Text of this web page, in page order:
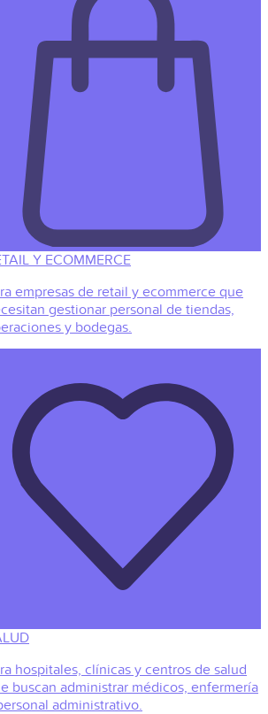
Y ECOMMERCE
empresas de retail y ecommerce que
gestionar personal de tiendas,
y bodegas.
hospitales, clínicas y centros de salud
buscan administrar médicos, enfermería
administrativo.